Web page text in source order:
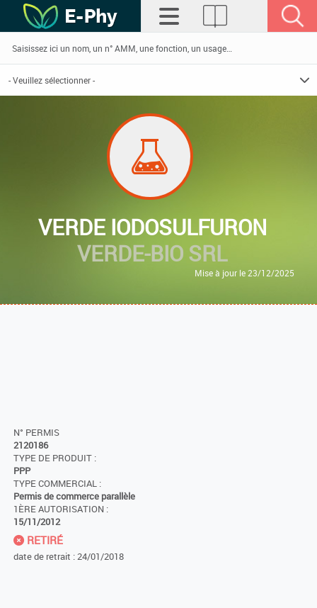
VERDE IODOSULFURON
VERDE-BIO SRL
Mise à jour le 23/12/2025
N° PERMIS
2120186
TYPE DE PRODUIT :
PPP
TYPE COMMERCIAL :
Permis de commerce parallèle
1ÈRE AUTORISATION :
15/11/2012
RETIRÉ
date de retrait : 24/01/2018